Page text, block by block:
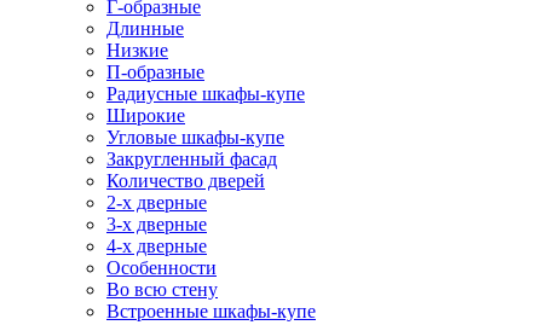
Г-образные
Длинные
Низкие
П-образные
Радиусные шкафы-купе
Широкие
Угловые шкафы-купе
Закругленный фасад
Количество дверей
2-х дверные
3-х дверные
4-х дверные
Особенности
Во всю стену
Встроенные шкафы-купе